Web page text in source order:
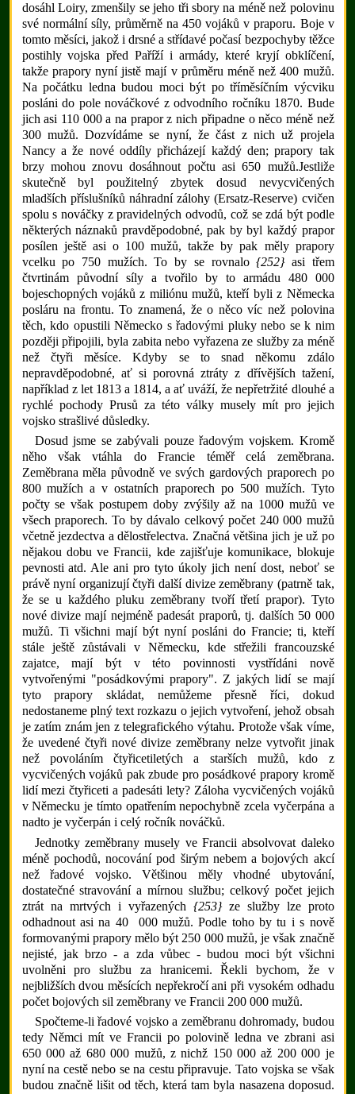
dosáhl Loiry, zmenšily se jeho tři sbory na méně než polovinu
své normální síly, průměrně na 450 vojáků v praporu. Boje v
tomto měsíci, jakož i drsné a střídavé počasí bezpochyby těžce
postihly vojska před Paříží i armády, které kryjí obklíčení,
takže prapory nyní jistě mají v průměru méně než 400 mužů.
Na počátku ledna budou moci být po tříměsíčním výcviku
posláni do pole nováčkové z odvodního ročníku 1870. Bude
jich asi 110 000 a na prapor z nich připadne o něco méně než
300 mužů. Dozvídáme se nyní, že část z nich už projela
Nancy a že nové oddíly přicházejí každý den; prapory tak
brzy mohou znovu dosáhnout počtu asi 650 mužů.Jestliže
skutečně byl použitelný zbytek dosud nevycvičených
mladších příslušníků náhradní zálohy (Ersatz-Reserve) cvičen
spolu s nováčky z pravidelných odvodů, což se zdá být podle
některých náznaků pravděpodobné, pak by byl každý prapor
posílen ještě asi o 100 mužů, takže by pak měly prapory
vcelku po 750 mužích. To by se rovnalo{252}asi třem
čtvrtinám původní síly a tvořilo by to armádu 480 000
bojeschopných vojáků z miliónu mužů, kteří byli z Německa
posláru na frontu. To znamená, že o něco víc než polovina
těch, kdo opustili Německo s řadovými pluky nebo se k nim
později připojili, byla zabita nebo vyřazena ze služby za méně
než čtyři měsíce. Kdyby se to snad někomu zdálo
nepravděpodobné, ať si porovná ztráty z dřívějších tažení,
například z let 1813 a 1814, a ať uváží, že nepřetržité dlouhé a
rychlé pochody Prusů za této války musely mít pro jejich
vojsko strašlivé důsledky.
Dosud jsme se zabývali pouze řadovým vojskem. Kromě
něho však vtáhla do Francie téměř celá zeměbrana.
Zeměbrana měla původně ve svých gardových praporech po
800 mužích a v ostatních praporech po 500 mužích. Tyto
počty se však postupem doby zvýšily až na 1000 mužů ve
všech praporech. To by dávalo celkový počet 240 000 mužů
včetně jezdectva a dělostřelectva. Značná většina jich je už po
nějakou dobu ve Francii, kde zajišťuje komunikace, blokuje
pevnosti atd. Ale ani pro tyto úkoly jich není dost, neboť se
právě nyní organizují čtyři další divize zeměbrany (patrně tak,
že se u každého pluku zeměbrany tvoří třetí prapor). Tyto
nové divize mají nejméně padesát praporů, tj. dalších 50 000
mužů. Ti všichni mají být nyní posláni do Francie; ti, kteří
stále ještě zůstávali v Německu, kde střežili francouzské
zajatce, mají být v této povinnosti vystřídáni nově
vytvořenými "posádkovými prapory". Z jakých lidí se mají
tyto prapory skládat, nemůžeme přesně říci, dokud
nedostaneme plný text rozkazu o jejich vytvoření, jehož obsah
je zatím znám jen z telegrafického výtahu. Protože však víme,
že uvedené čtyři nové divize zeměbrany nelze vytvořit jinak
než povoláním čtyřicetiletých a starších mužů, kdo z
vycvičených vojáků pak zbude pro posádkové prapory kromě
lidí mezi čtyřiceti a padesáti lety? Záloha vycvičených vojáků
v Německu je tímto opatřením nepochybně zcela vyčerpána a
nadto je vyčerpán i celý ročník nováčků.
Jednotky zeměbrany musely ve Francii absolvovat daleko
méně pochodů, nocování pod širým nebem a bojových akcí
než řadové vojsko. Většinou měly vhodné ubytování,
dostatečné stravování a mírnou službu; celkový počet jejich
ztrát na mrtvých i vyřazených {253}ze služby lze proto
odhadnout asi na 40 000 mužů. Podle toho by tu i s nově
formovanými prapory mělo být 250 000 mužů, je však značně
nejisté, jak brzo - a zda vůbec - budou moci být všichni
uvolněni pro službu za hranicemi. Řekli bychom, že v
nejbližších dvou měsících nepřekročí ani při vysokém odhadu
počet bojových sil zeměbrany ve Francii 200 000 mužů.
Spočteme-li řadové vojsko a zeměbranu dohromady, budou
tedy Němci mít ve Francii po polovině ledna ve zbrani asi
650 000 až 680 000 mužů, z nichž 150 000 až 200 000 je
nyní na cestě nebo se na cestu připravuje. Tato vojska se však
budou značně lišit od těch, která tam byla nasazena doposud.